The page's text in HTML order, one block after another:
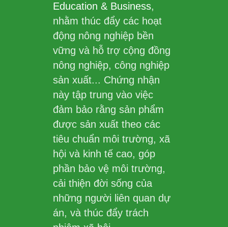
Education & Business,
nhằm thúc đẩy các hoạt
động nông nghiệp bền
vững và hỗ trợ cộng đồng
nông nghiệp, công nghiệp
sản xuất... Chứng nhận
này tập trung vào việc
đảm bảo rằng sản phẩm
được sản xuất theo các
tiêu chuẩn môi trường, xã
hội và kinh tế cao, góp
phần bảo vệ môi trường,
cải thiện đời sống của
những người liên quan dự
án, và thúc đẩy trách